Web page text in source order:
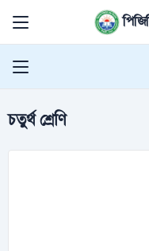
চতুর্থ শ্রেণি